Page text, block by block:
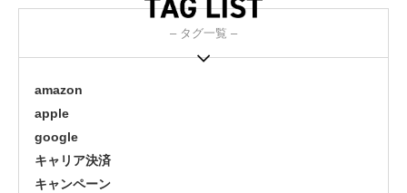
– タグ一覧 –
amazon
apple
google
キャリア決済
キャンペーン